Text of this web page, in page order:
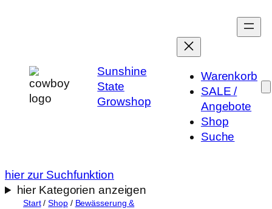
Sunshine
State
Growshop
Warenkorb
SALE /
Angebote
Shop
Suche
hier zur Suchfunktion
hier Kategorien anzeigen
Start/Shop/ Bewässerung &